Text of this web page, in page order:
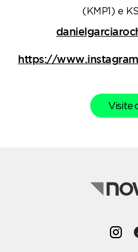
(KMP1) e
https://
Visite